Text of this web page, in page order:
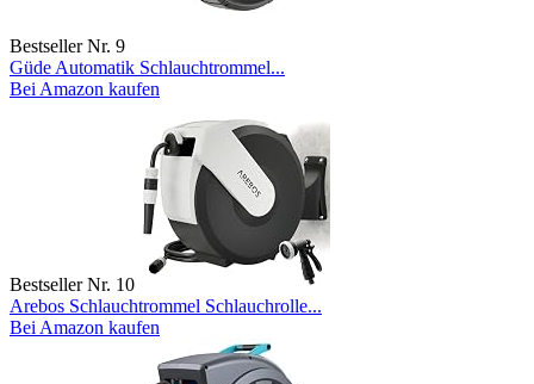
Bestseller Nr. 9
Güde Automatik Schlauchtrommel...
Bei Amazon kaufen
Bestseller Nr. 10
Arebos Schlauchtrommel Schlauchrolle...
Bei Amazon kaufen